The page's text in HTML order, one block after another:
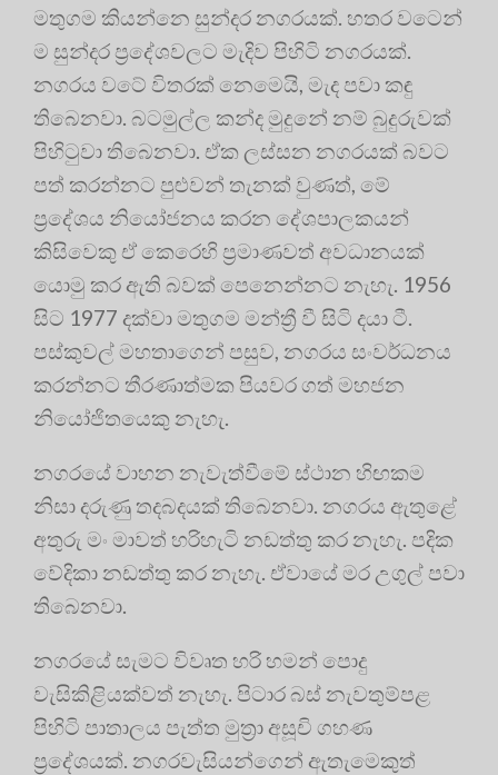
මතුගම කියන්නෙ සුන්දර නගරයක්. හතර වටෙන්
ම සුන්දර ප්‍රදේශවලට මැදිව පිහිටි නගරයක්.
නගරය වටේ විතරක් නෙමෙයි, මැද පවා කඳු
තිබෙනවා. බටමුල්ල කන්ද මුදුනේ නම් බුදුරුවක්
පිහිටුවා තිබෙනවා. ඒක ලස්සන නගරයක් බවට
පත් කරන්නට පුළුවන් තැනක් වුණත්, මේ
ප්‍රදේශය නියෝජනය කරන දේශපාලකයන්
කිසිවෙකු ඒ කෙරෙහි ප්‍ර‍මාණවත් අවධානයක්
යොමු කර ඇති බවක් පෙනෙන්නට නැහැ. 1956
සිට 1977 දක්වා මතුගම මන්ත්‍රී වී සිටි දයා ටී.
පස්කුවල් මහතාගෙන් පසුව, නගරය සංවර්ධනය
කරන්නට තීරණාත්මක පියවර ගත් මහජන
නියෝජිතයෙකු නැහැ.
නගරයේ වාහන නැවැත්වීමේ ස්ථාන හිඟකම
නිසා දරුණු තදබදයක් තිබෙනවා. නගරය ඇතුළේ
අතුරු මං මාවත් හරිහැටි නඩත්තු කර නැහැ. පදික
වේදිකා නඩත්තු කර නැහැ. ඒවායේ මර උගුල් පවා
තිබෙනවා.
නගරයේ සැමට විවෘත හරි හමන් පොදු
වැසිකිළියක්වත් නැහැ. පිටාර බස් නැවතුම්පළ
පිහිටි පාතාලය පැත්ත මුත්‍රා අසූචි ගහණ
ප්‍රදේශයක්. නගරවැසියන්ගෙන් ඇතැමෙකුත්